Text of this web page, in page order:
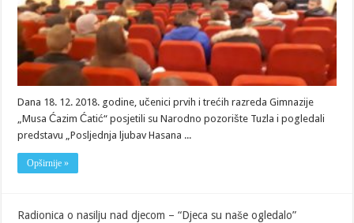
Dana 18. 12. 2018. godine, učenici prvih i trećih razreda Gimnazije
„Musa Ćazim Ćatić“ posjetili su Narodno pozorište Tuzla i pogledali
predstavu „Posljednja ljubav Hasana ...
Opširnije »
Radionica o nasilju nad djecom – “Djeca su naše ogledalo”